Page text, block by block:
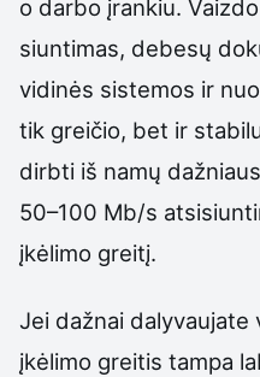
o darbo įrankiu.
siuntimas, debesų
vidinės sistemos ir
tik greičio, bet ir
dirbti iš namų
50–100 Mb/s
įkėlimo greitį.
Jei dažnai
įkėlimo greitis tampa